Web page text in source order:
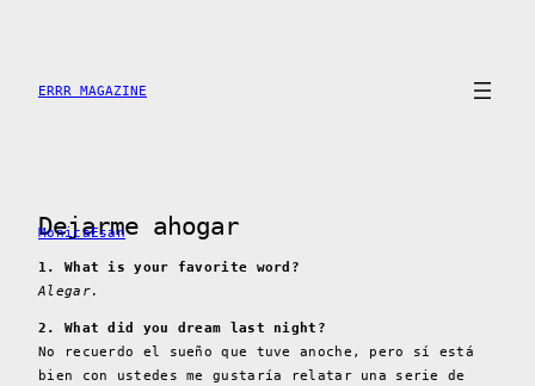
content
ERRR MAGAZINE
Dejarme ahogar
MonicaEsan
1. What is your favorite word?
Alegar.
2. What did you dream last night?
No recuerdo el sueño que tuve anoche, pero sí está
bien con ustedes me gustaría relatar una serie de